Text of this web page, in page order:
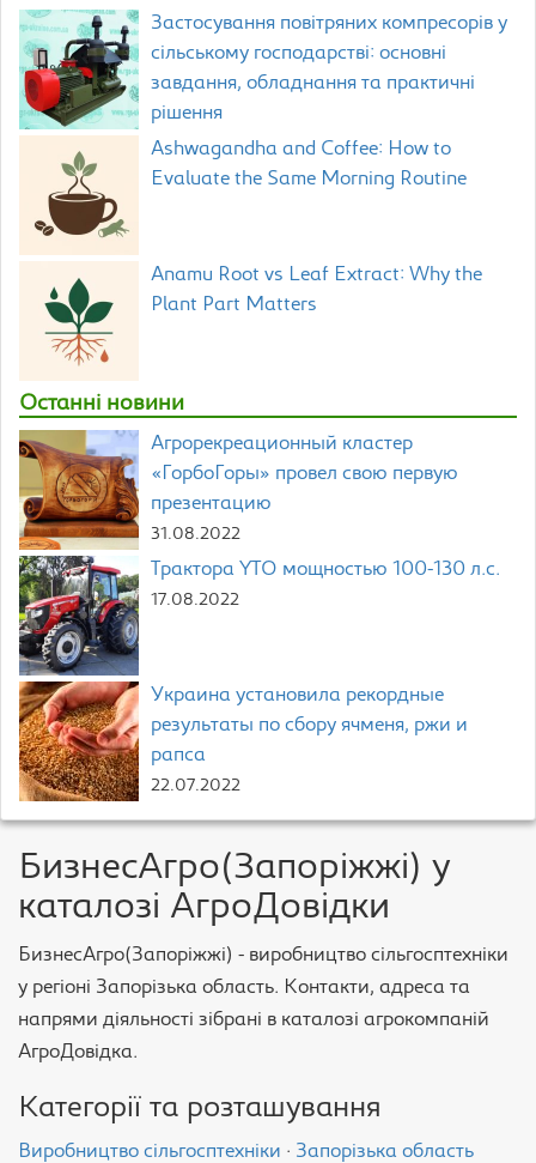
Застосування повітряних компресорів у
сільському господарстві: основні
завдання, обладнання та практичні
рішення
Ashwagandha and Coffee: How to
Evaluate the Same Morning Routine
Anamu Root vs Leaf Extract: Why the
Plant Part Matters
Останні новини
Агрорекреационный кластер
«ГорбоГоры» провел свою первую
презентацию
31.08.2022
Трактора YTO мощностью 100-130 л.с.
17.08.2022
Украина установила рекордные
результаты по сбору ячменя, ржи и
рапса
22.07.2022
БизнесАгро(Запоріжжі) у
каталозі АгроДовідки
БизнесАгро(Запоріжжі) - виробництво сільгосптехніки
у регіоні Запорізька область. Контакти, адреса та
напрями діяльності зібрані в каталозі агрокомпаній
АгроДовідка.
Категорії та розташування
Виробництво сільгосптехніки · Запорізька область